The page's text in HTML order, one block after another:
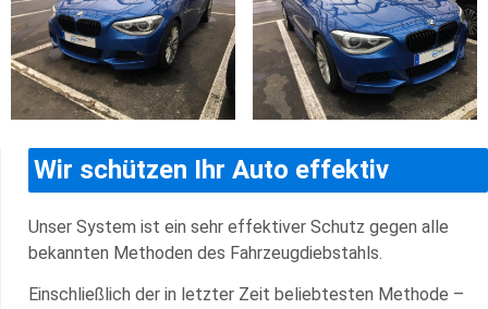
Wir schützen Ihr Auto effektiv
Unser System ist ein sehr effektiver Schutz gegen alle
bekannten Methoden des Fahrzeugdiebstahls.
Einschließlich der in letzter Zeit beliebtesten Methode –